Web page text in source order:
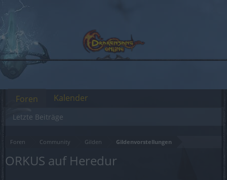
Foren Community Gilden Gildenvorstellungen
ORKUS auf Heredur
Foren
Letzte Beiträge
Kalender